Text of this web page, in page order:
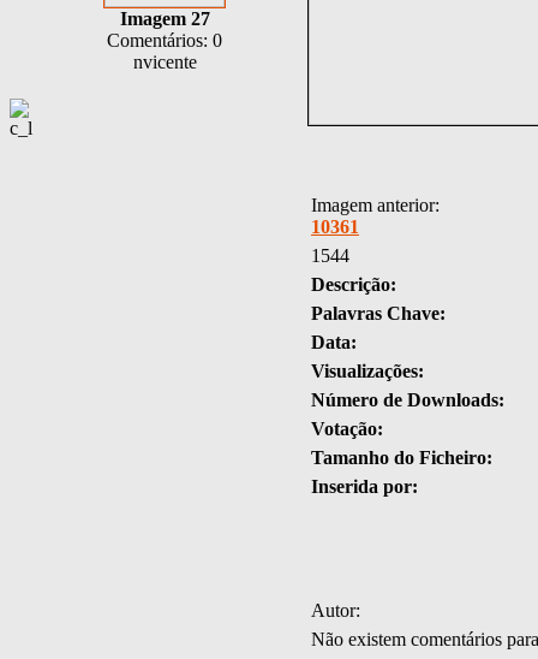
Imagem 27
Comentários: 0
nvicente
Imagem anterior:
10361
1544
Descrição:
Palavras Chave:
Data:
Visualizações:
Número de Downloads:
Votação:
Tamanho do Ficheiro:
Inserida por:
Autor:
Não existem comentários